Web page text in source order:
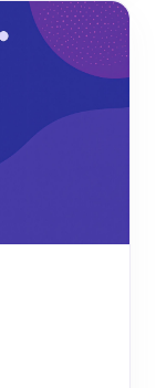
ни
или